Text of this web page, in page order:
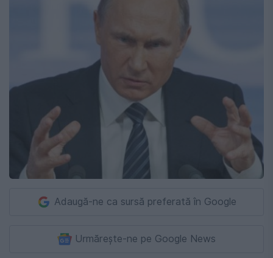
Adaugă-ne ca sursă preferată în Google
Urmărește-ne pe Google News